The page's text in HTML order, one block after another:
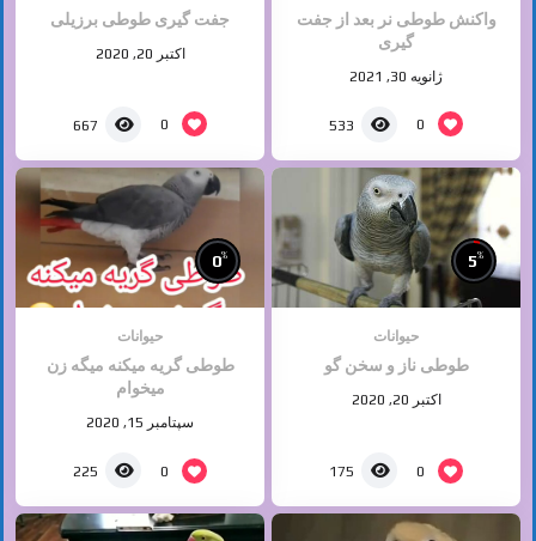
واکنش طوطی نر بعد از جفت
گیری
ژانویه 30, 2021
0
533
جفت گیری طوطی برزیلی
اکتبر 20, 2020
0
667
5%
حیوانات
طوطی ناز و سخن گو
اکتبر 20, 2020
0
175
0%
حیوانات
طوطی گریه میکنه میگه زن
میخوام
سپتامبر 15, 2020
0
225